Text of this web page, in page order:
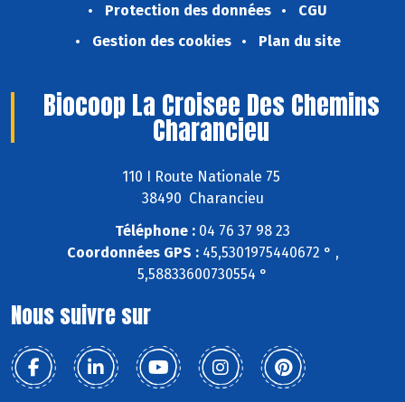
Protection des données
CGU
Gestion des cookies
Plan du site
Biocoop La Croisee Des Chemins
Charancieu
110 I Route Nationale 75
38490 Charancieu
Téléphone : 04 76 37 98 23
Coordonnées GPS :45,5301975440672 ° ,
5,58833600730554 °
Nous suivre sur